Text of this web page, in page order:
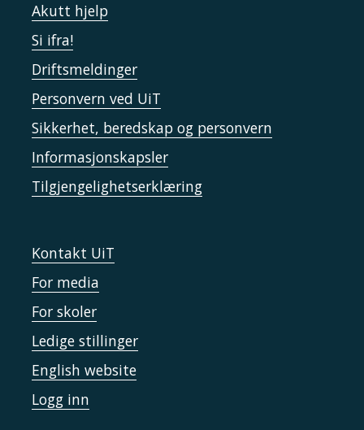
Akutt hjelp
Si ifra!
Driftsmeldinger
Personvern ved UiT
Sikkerhet, beredskap og personvern
Informasjonskapsler
Tilgjengelighetserklæring
Kontakt UiT
For media
For skoler
Ledige stillinger
English website
Logg inn